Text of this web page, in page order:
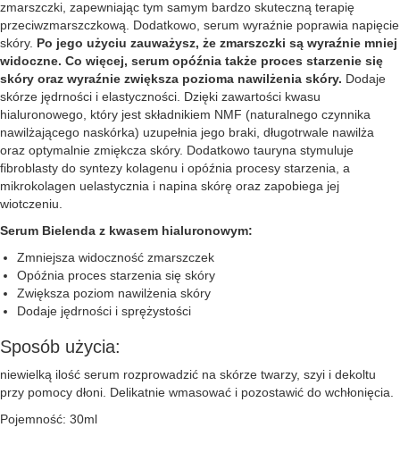
zmarszczki, zapewniając tym samym bardzo skuteczną terapię
przeciwzmarszczkową. Dodatkowo, serum wyraźnie poprawia napięcie
skóry. Po jego użyciu zauważysz, że zmarszczki są wyraźnie mniej
widoczne. Co więcej, serum opóźnia także proces starzenie się
skóry oraz wyraźnie zwiększa pozioma nawilżenia skóry. Dodaje
skórze jędrności i elastyczności. Dzięki zawartości kwasu
hialuronowego, który jest składnikiem NMF (naturalnego czynnika
nawilżającego naskórka) uzupełnia jego braki, długotrwale nawilża
oraz optymalnie zmiękcza skóry. Dodatkowo tauryna stymuluje
fibroblasty do syntezy kolagenu i opóźnia procesy starzenia, a
mikrokolagen uelastycznia i napina skórę oraz zapobiega jej
wiotczeniu.
Serum Bielenda z kwasem hialuronowym:
Zmniejsza widoczność zmarszczek
Opóźnia proces starzenia się skóry
Zwiększa poziom nawilżenia skóry
Dodaje jędrności i sprężystości
Sposób użycia:
niewielką ilość serum rozprowadzić na skórze twarzy, szyi i dekoltu
przy pomocy dłoni. Delikatnie wmasować i pozostawić do wchłonięcia.
Pojemność: 30ml